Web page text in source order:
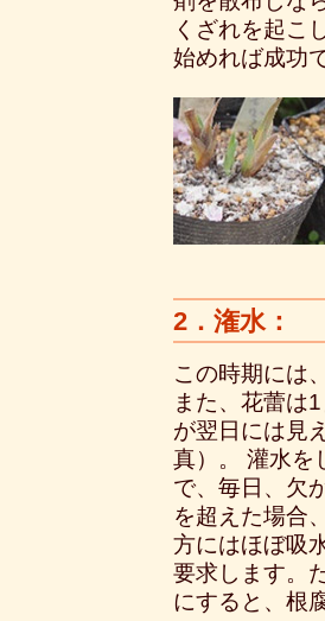
くざれを起こ
始めれば成功
2．潅水：
この時期には
また、花蕾は
が翌日には見
真）。 灌水を
で、毎日、欠
を超えた場合
方にはほぼ吸
要求します。
にすると、根